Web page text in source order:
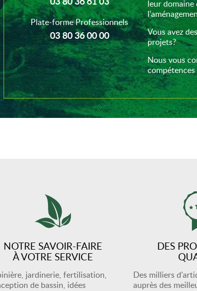
Plate-forme Professionnels
03 80 36 00 00
leur domaine
Vous avez
projets?
Nous vous
NOTRE SAVOIR-FAIRE
À VOTRE SERVICE
jardinerie, fertilisation,
de bassin, idées
DES
Des milliers
auprès des